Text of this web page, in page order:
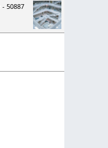
- 50887